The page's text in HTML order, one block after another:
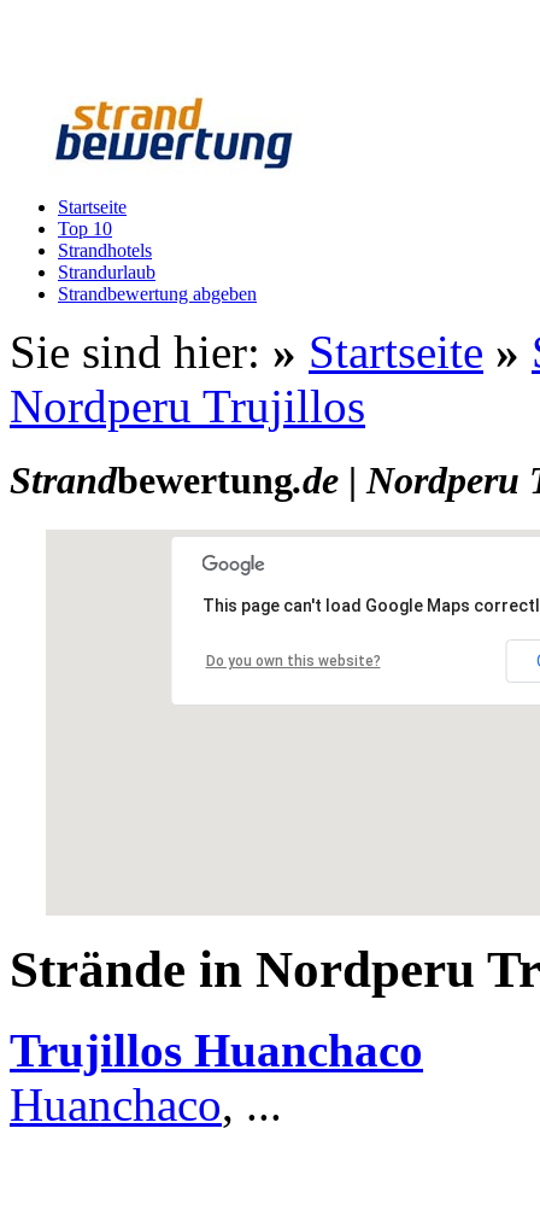
Startseite
Top 10
Strandhotels
Strandurlaub
Strandbewertung abgeben
Sie sind hier: » Startseite »
Nordperu Trujillos
Strandbewertung.de |Nordperu
This page can't load Google Maps
Do you own this website?
Strände in Nordperu
Trujillos Huanchaco
Huanchaco, ...